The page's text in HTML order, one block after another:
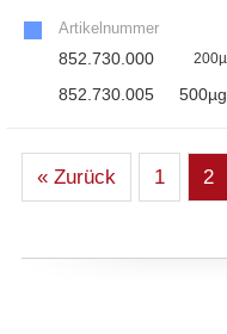
Artikelnummer
852.730.000
852.730.005
« Zurück 1 2